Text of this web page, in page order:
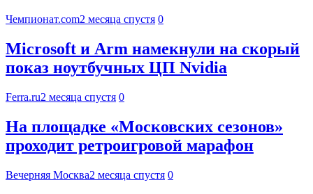
Чемпионат.com2 месяца спустя 0
Microsoft и Arm намекнули на скорый
показ ноутбучных ЦП Nvidia
Ferra.ru2 месяца спустя 0
На площадке «Московских сезонов»
проходит ретроигровой марафон
Вечерняя Москва2 месяца спустя 0